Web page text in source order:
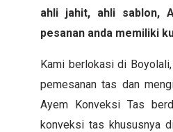
ahli jahit, ahli sablon,
pesanan anda memiliki
Kami berlokasi di
pemesanan tas dan
Ayem Konveksi Tas
konveksi tas khususnya